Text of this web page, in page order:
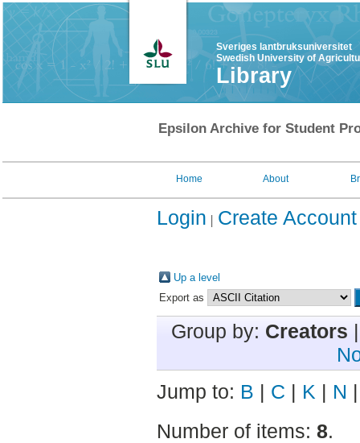
Sveriges lantbruksuniversitet
Swedish University of
Library
Epsilon Archive for Student
Home About
Login Create Account
Up a level
Export as
Group by: Creators
Jump to: B | C | K | N
Number of items: 8.